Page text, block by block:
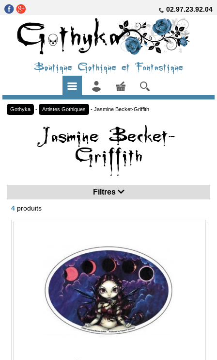
02.97.23.92.04
Boutique Gothique et Fantastique
Gothyka - Artistes Gothiques - Jasmine Becket-Griffith
Jasmine Becket-
Griffith
Filtres
4 produits